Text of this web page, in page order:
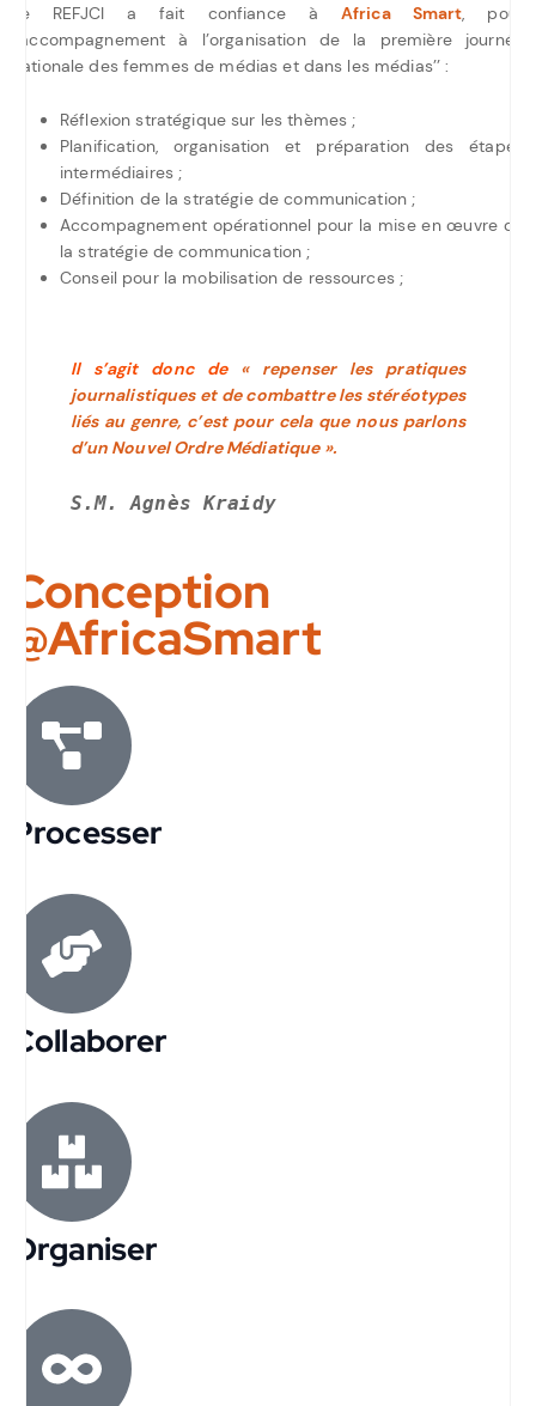
Le REFJCI a fait confiance à Africa Smart, pour
l’accompagnement à l’organisation de la première journée
nationale des femmes de médias et dans les médias’’ :
Réflexion stratégique sur les thèmes ;
Planification, organisation et préparation des étapes
intermédiaires ;
Définition de la stratégie de communication ;
Accompagnement opérationnel pour la mise en œuvre de
la stratégie de communication ;
Conseil pour la mobilisation de ressources ;
Il s’agit donc de « repenser les pratiques
journalistiques et de combattre les stéréotypes
liés au genre, c’est pour cela que nous parlons
d’un Nouvel Ordre Médiatique ».
S.M. Agnès Kraidy
Conception
@AfricaSmart
Processer
Collaborer
Organiser